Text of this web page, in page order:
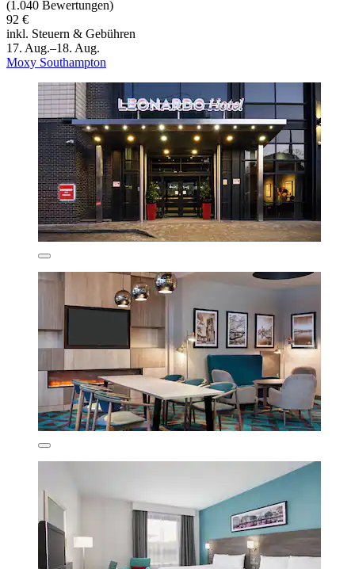
(1.040 Bewertungen)
92 €
inkl. Steuern & Gebühren
17. Aug.–18. Aug.
Moxy Southampton